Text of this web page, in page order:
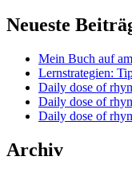
Neueste
Mein Buch auf
Lernstrategien:
Daily dose of
Daily dose of
Daily dose of
Archiv